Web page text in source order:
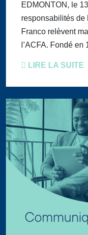
EDMONTON, le
responsabilités de
Franco relèvent
l’ACFA. Fondé en
LIRE LA SUITE